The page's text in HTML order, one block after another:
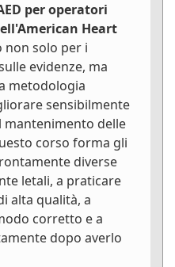
per operatori
Heart
non solo per i
evidenze, ma
metodologia
sensibilmente
mantenimento delle
corso forma gli
diverse
letali, a praticare
alta qualità, a
corretto e a
dopo averlo